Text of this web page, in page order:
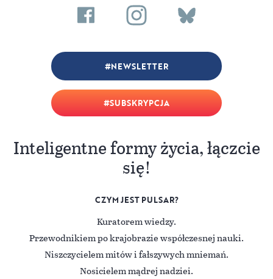
SUBSKRYPCJA
NEWSLETTER
Inteligentne formy życia, łączcie
się!
CZYM JEST PULSAR?
Kuratorem wiedzy.
Przewodnikiem po krajobrazie współczesnej nauki.
Niszczycielem mitów i fałszywych mniemań.
Nosicielem mądrej nadziei.